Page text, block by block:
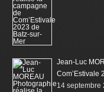
Jean-Luc
Com’Estivale
14 septembre